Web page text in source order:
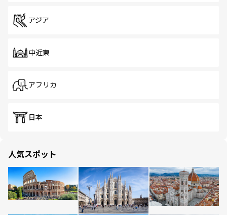
アジア
中近東
アフリカ
日本
人気スポット